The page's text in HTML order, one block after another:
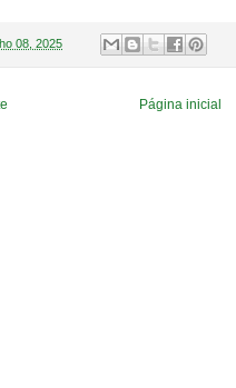
08, 2025
Página inicial